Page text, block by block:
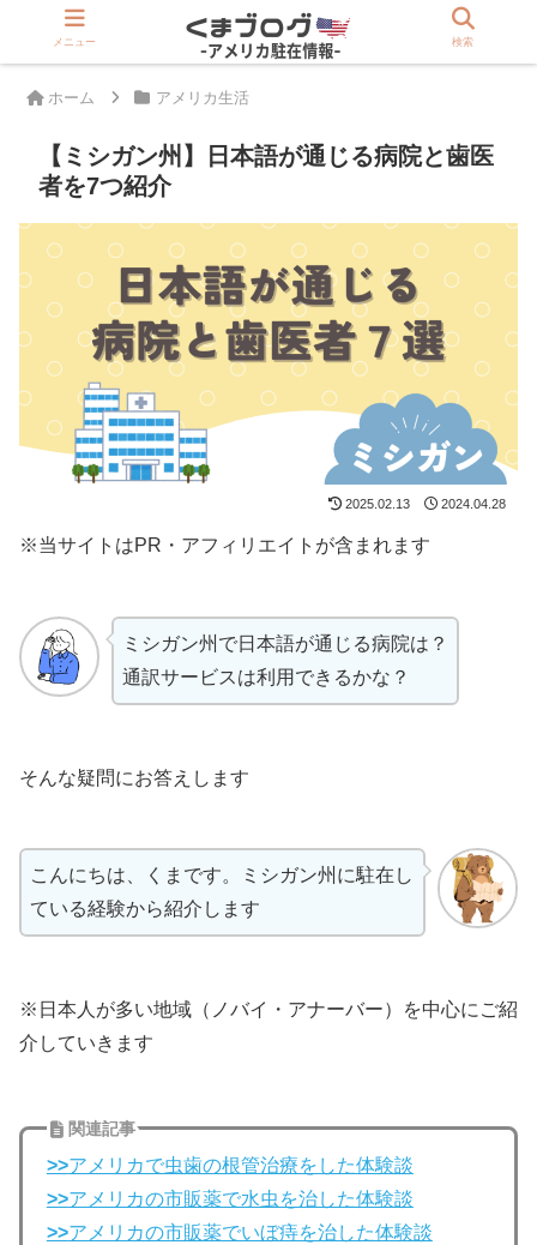
>>駐在員は登録必須「アメリカ版Rakuten」
ホーム アメリカ生活
【ミシガン州】日本語が通じる病院と歯医
者を7つ紹介
2025.02.13 2024.04.28
※当サイトはPR・アフィリエイトが含まれます
ミシガン州で日本語が通じる病院は？
通訳サービスは利用できるかな？
そんな疑問にお答えします
こんにちは、くまです。ミシガン州に駐在し
ている経験から紹介します
※日本人が多い地域（ノバイ・アナーバー）を中心にご紹
介していきます
関連記事
>>アメリカで虫歯の根管治療をした体験談
>>アメリカの市販薬で水虫を治した体験談
>>アメリカの市販薬でいぼ痔を治した体験談
メニュー 検索